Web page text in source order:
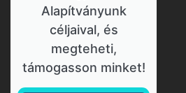
Alapítványunk
céljaival, és
megteheti,
támogasson minket!